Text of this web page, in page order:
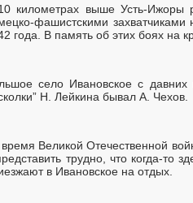
километрах выше Усть-Ижоры
фашистскими
года. В память об этих боях на
село Ивановское с
Н. Лейкина бывал А. Чехов.
Великой Отечественной
трудно, что когда-то
в Ивановское на отдых.